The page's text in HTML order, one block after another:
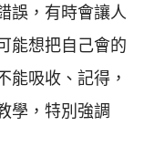
誤，有時會讓人
能想把自己會的
能吸收、記得，
學，特別強調